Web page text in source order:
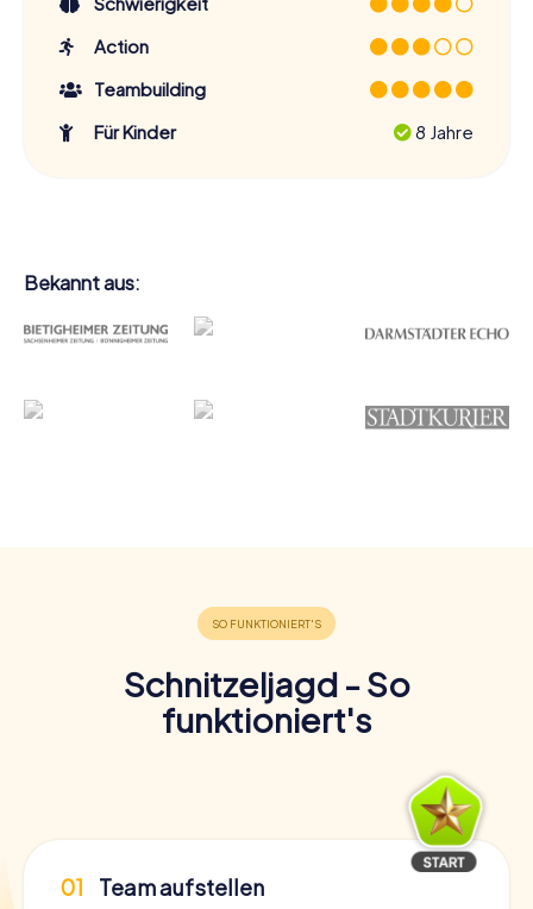
Action
Teambuilding
Für Kinder
8 Jahre
Bekannt aus:
Schnitzeljagd - So
funktioniert's
01 Team aufstellen